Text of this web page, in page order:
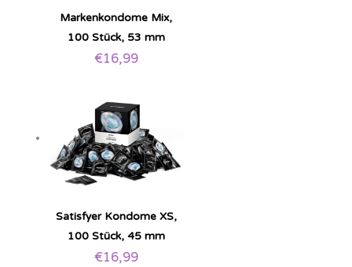
Markenkondome Mix,
100 Stück, 53 mm
€16,99
Satisfyer Kondome XS,
100 Stück, 45 mm
€16,99